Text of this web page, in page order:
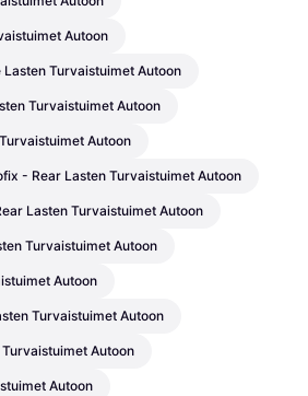
Autoon
Turvaistuimet Autoon
Turvaistuimet Autoon
Autoon
- Rear Lasten Turvaistuimet Autoon
Lasten Turvaistuimet Autoon
Turvaistuimet Autoon
Autoon
Turvaistuimet Autoon
Autoon
Autoon